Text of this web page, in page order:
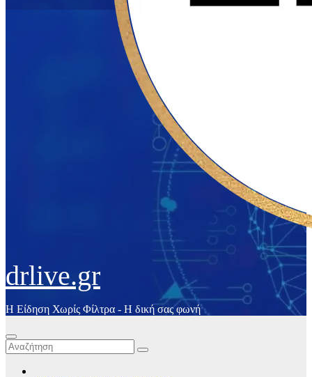
drlive.gr
Η Είδηση Χωρίς Φίλτρα - H δική σας φωνή